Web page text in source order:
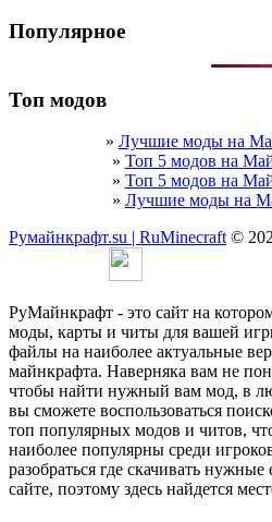
Популярное
Топ модов
» Лучшие моды на
» Топ 5 модов на
» Топ 5 модов на
» Лучшие моды на
Румайнкрафт.su | RuMinecraft ©
РуМайнкрафт - это сайт на
моды, карты и читы для вашей
файлы на наиболее актуальные
майнкрафта. Наверняка вам не
чтобы найти нужный вам мод, в
вы сможете воспользоваться
топ популярных модов и читов,
наиболее популярны среди
разобраться где скачивать
сайте, поэтому здесь найдется